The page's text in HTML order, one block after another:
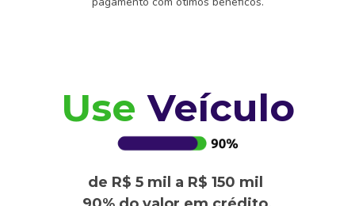
UseVeículo
de R$ 5 mil a R$ 150 mil